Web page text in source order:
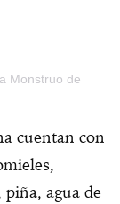
Monstruo de
cuentan con
agua de